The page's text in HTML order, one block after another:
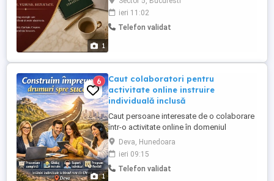
1
promovarea într-un instrument real pentru
dezvoltarea afacerii. Ofer servicii de:
Social Media administrare Facebook,
ieri 11:02
Telefon validat
1
6
Caut colaboratori pentru
activitate online instruire
individuală inclusă
Caut persoane interesate de o colaborare
într-o activitate online în domeniul
promovării și comunicării. Activitatea se
poate desfășura de acasă și nu necesită
experiență anterioară, însă este potrivită
pentru persoane responsabile, organizate
Deva, Hunedoara
ieri 09:15
Telefon validat